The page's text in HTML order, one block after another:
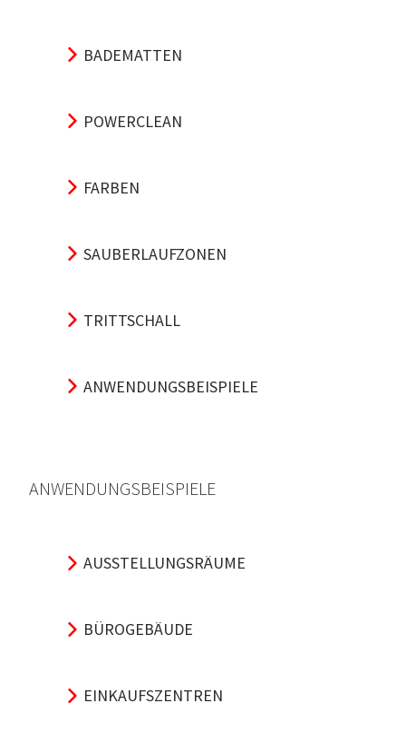
BADEMATTEN
POWERCLEAN
FARBEN
SAUBERLAUFZONEN
TRITTSCHALL
ANWENDUNGSBEISPIELE
ANWENDUNGSBEISPIELE
AUSSTELLUNGSRÄUME
BÜROGEBÄUDE
EINKAUFSZENTREN